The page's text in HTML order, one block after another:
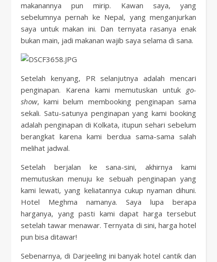
makanannya pun mirip. Kawan saya, yang
sebelumnya pernah ke Nepal, yang menganjurkan
saya untuk makan ini. Dan ternyata rasanya enak
bukan main, jadi makanan wajib saya selama di sana.
Setelah kenyang, PR selanjutnya adalah mencari
penginapan. Karena kami memutuskan untuk go-
show, kami belum membooking penginapan sama
sekali. Satu-satunya penginapan yang kami booking
adalah penginapan di Kolkata, itupun sehari sebelum
berangkat karena kami berdua sama-sama salah
melihat jadwal.
Setelah berjalan ke sana-sini, akhirnya kami
memutuskan menuju ke sebuah penginapan yang
kami lewati, yang keliatannya cukup nyaman dihuni.
Hotel Meghma namanya. Saya lupa berapa
harganya, yang pasti kami dapat harga tersebut
setelah tawar menawar. Ternyata di sini, harga hotel
pun bisa ditawar!
Sebenarnya, di Darjeeling ini banyak hotel cantik dan